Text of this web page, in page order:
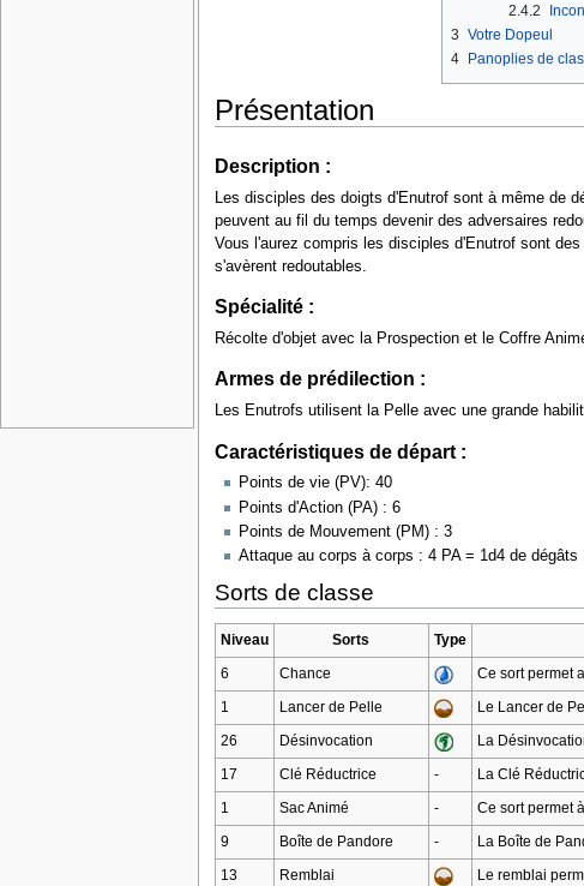
2.4.2
3 Votre Dopeul
4
Panoplies de
Présentation
Description :
Les disciples des doigts d'Enutrof sont à même de
peuvent au fil du temps devenir des adversaires
Vous l'aurez compris les disciples d'Enutrof sont
s'avèrent redoutables.
Spécialité :
Récolte d'objet avec la Prospection et le Coffre
Armes de prédilection :
Les Enutrofs utilisent la Pelle avec une grande
Caractéristiques de départ :
Points de vie (PV): 40
Points d'Action (PA) : 6
Points de Mouvement (PM) : 3
Attaque au corps à corps : 4 PA = 1d4 de dégâts
Sorts de classe
Niveau Sorts Type
6
Chance
Ce sort permet
1
Lancer de Pelle
Le Lancer de
26
Désinvocation
La
17
Clé Réductrice -
La Clé
1
Sac Animé -
Ce sort permet
9
Boîte de Pandore -
La Boîte de
13
Remblai
Le remblai